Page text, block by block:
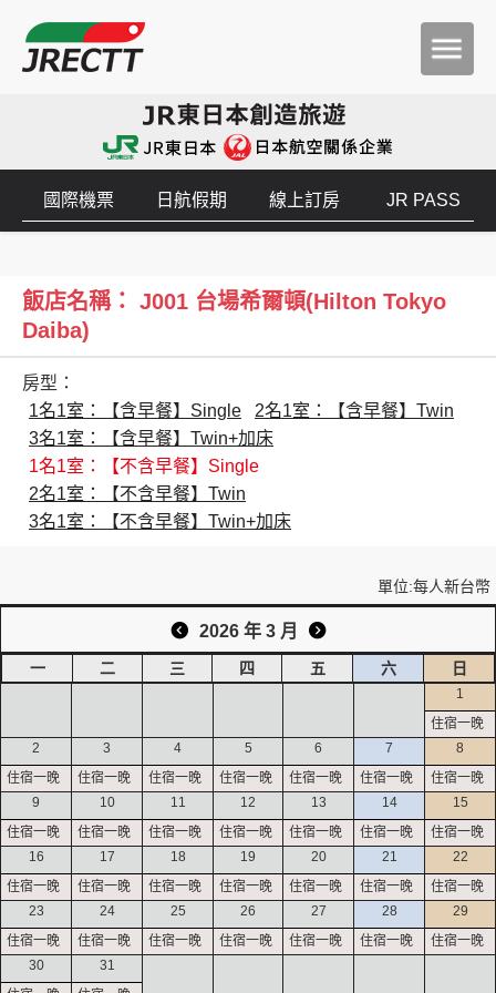
國際機票 日航假期 線上訂房 JR PASS
飯店名稱： J001 台場希爾頓(Hilton Tokyo
Daiba)
房型：
1名1室：【含早餐】Single
2名1室：【含早餐】Twin
3名1室：【含早餐】Twin+加床
1名1室：【不含早餐】Single
2名1室：【不含早餐】Twin
3名1室：【不含早餐】Twin+加床
單位:每人新台幣
2026 年 3 月
一 二 三 四 五 六 日
1
2 3 4 5 6 7 8
9 10 11 12 13 14 15
16 17 18 19 20 21 22
23 24 25 26 27 28 29
30 31